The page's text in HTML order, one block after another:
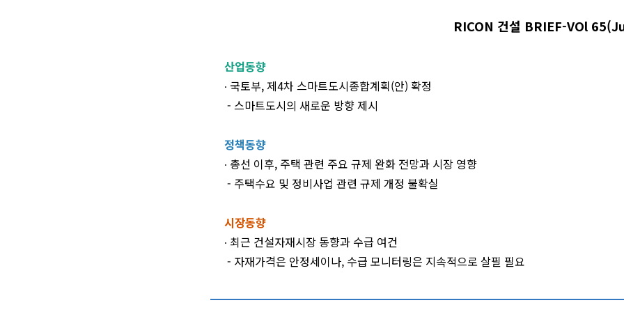
RICON 건설 BRIEF-VOl
산업동향
∙ 국토부, 제4차 스마트도시종합계획(안) 확정
- 스마트도시의 새로운 방향 제시
정책동향
∙ 총선 이후, 주택 관련 주요 규제 완화 전망과 시장 영향
- 주택수요 및 정비사업 관련 규제 개정 불확실
시장동향
∙ 최근 건설자재시장 동향과 수급 여건
- 자재가격은 안정세이나, 수급 모니터링은 지속적으로 살필 필요